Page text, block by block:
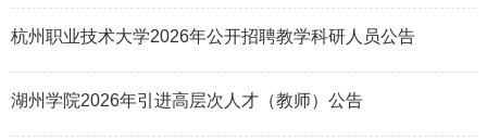
杭州职业技术大学2026年公开招聘教学科研人员公告
湖州学院2026年引进高层次人才（教师）公告